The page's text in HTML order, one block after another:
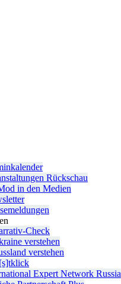
Rückschau
in den Medien
Check
verstehen
verstehen
Expert Network Russia